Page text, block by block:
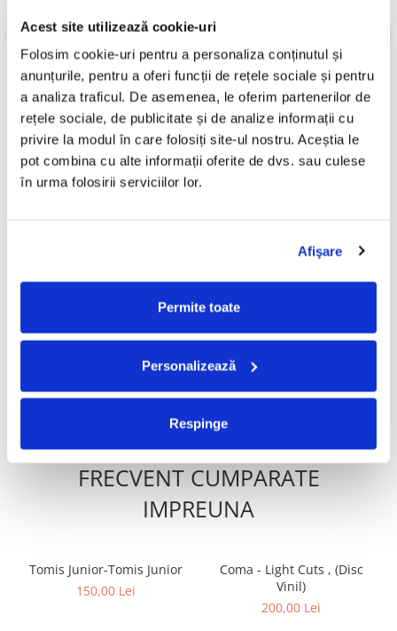
Acest site utilizează cookie-uri
Folosim cookie-uri pentru a personaliza conținutul și
anunțurile, pentru a oferi funcții de rețele sociale și pentru
a analiza traficul. De asemenea, le oferim partenerilor de
rețele sociale, de publicitate și de analize informații cu
privire la modul în care folosiți site-ul nostru. Aceștia le
pot combina cu alte informații oferite de dvs. sau culese
în urma folosirii serviciilor lor.
Afişare
Permite toate
Personalizează
Respinge
B3
Little Boxes (Alimony)
Get Off My Back
B5
Kissin' The Carpet 4:47
VEZI MAI MULT
Mint (M)
Stare Disc:Mint (M)
Informatii conformitate produs
Review-uri(0)
Pentru Îndrăgostiți, (Disc
29,99 Lei
100,00 Lei
FRECVENT CUMPARATE
IMPREUNA
Tomis Junior-Tomis Junior
150,00 Lei
Coma - Light Cuts , (Disc
Vinil)
200,00 Lei